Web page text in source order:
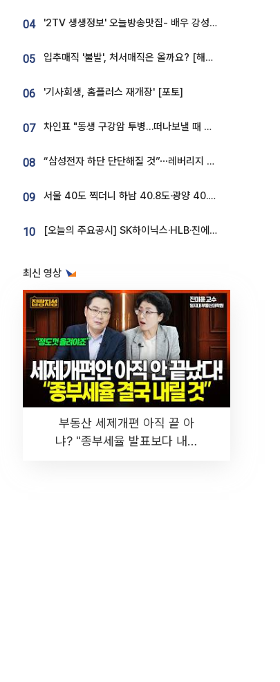
04 '2TV 생생정보' 오늘방송맛집- 배우 강성진 단골! 쌀국수ㆍ푸팟퐁 커리 맛집 '블○○○'
05 입추매직 '불발', 처서매직은 올까요? [해시태그]
06 '기사회생, 홈플러스 재개장' [포토]
07 차인표 "동생 구강암 투병…떠나보낼 때 가장 힘들었다”
08 “삼성전자 하단 단단해질 것”⋯레버리지 규제에 쏠림 완화 [찐코노미]
09 서울 40도 찍더니 하남 40.8도·광양 40.2도…전국 '펄펄'
10 [오늘의 주요공시] SK하이닉스·HLB·진에어·포스코홀딩스·네이버·대우건설 등
최신 영상
부동산 세제개편 아직 끝 아
냐? "종부세율 발표보다 내릴